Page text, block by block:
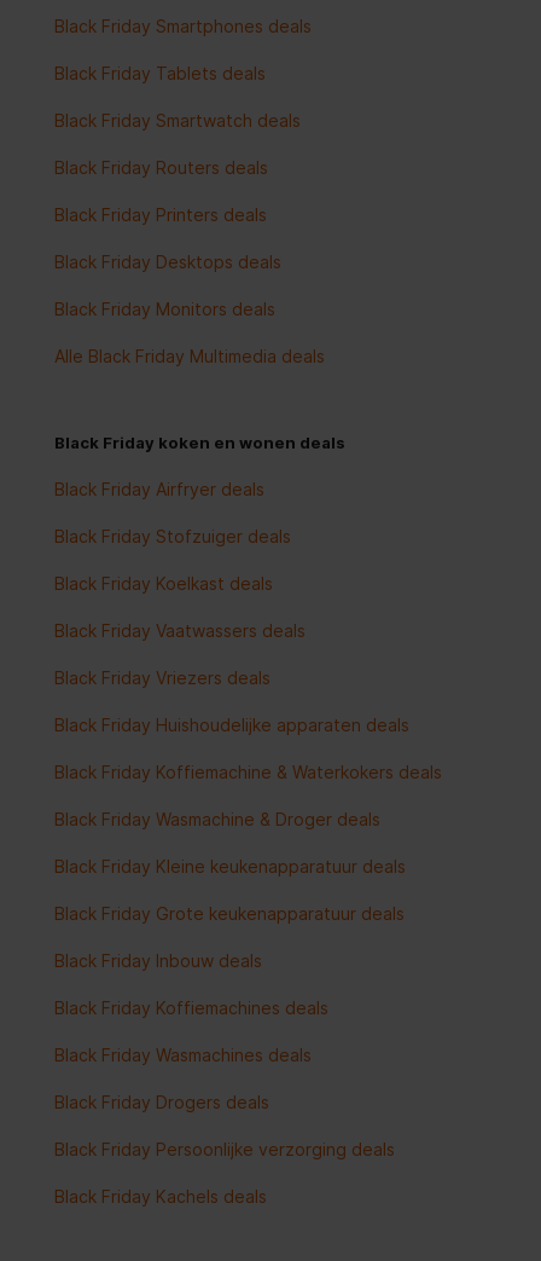
Black Friday Smartphones deals
Black Friday Tablets deals
Black Friday Smartwatch deals
Black Friday Routers deals
Black Friday Printers deals
Black Friday Desktops deals
Black Friday Monitors deals
Alle Black Friday Multimedia deals
Black Friday koken en wonen deals
Black Friday Airfryer deals
Black Friday Stofzuiger deals
Black Friday Koelkast deals
Black Friday Vaatwassers deals
Black Friday Vriezers deals
Black Friday Huishoudelijke apparaten deals
Black Friday Koffiemachine & Waterkokers deals
Black Friday Wasmachine & Droger deals
Black Friday Kleine keukenapparatuur deals
Black Friday Grote keukenapparatuur deals
Black Friday Inbouw deals
Black Friday Koffiemachines deals
Black Friday Wasmachines deals
Black Friday Drogers deals
Black Friday Persoonlijke verzorging deals
Black Friday Kachels deals